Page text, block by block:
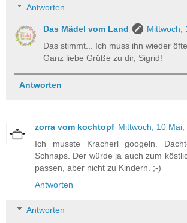
Antworten
Das Mädel vom Land
Mittwoch,
Das stimmt... Ich muss ihn wieder
Ganz liebe Grüße zu dir, Sigrid!
Antworten
zorra vom kochtopf Mittwoch, 10 Mai,
Ich musste Kracherl googeln.
Schnaps. Der würde ja auch zum
passen, aber nicht zu Kindern. ;-)
Antworten
Antworten